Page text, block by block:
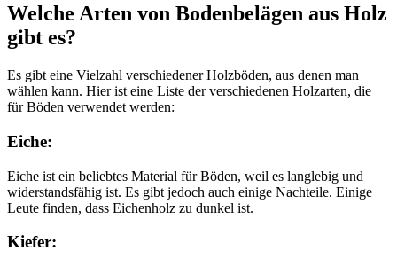
Welche Arten von Bodenbelägen aus Holz
gibt es?
Es gibt eine Vielzahl verschiedener Holzböden, aus denen man
wählen kann. Hier ist eine Liste der verschiedenen Holzarten, die
für Böden verwendet werden:
Eiche:
Eiche ist ein beliebtes Material für Böden, weil es langlebig und
widerstandsfähig ist. Es gibt jedoch auch einige Nachteile. Einige
Leute finden, dass Eichenholz zu dunkel ist.
Kiefer: